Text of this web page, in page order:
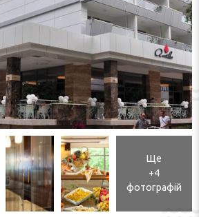
Ще
+4
фотографій